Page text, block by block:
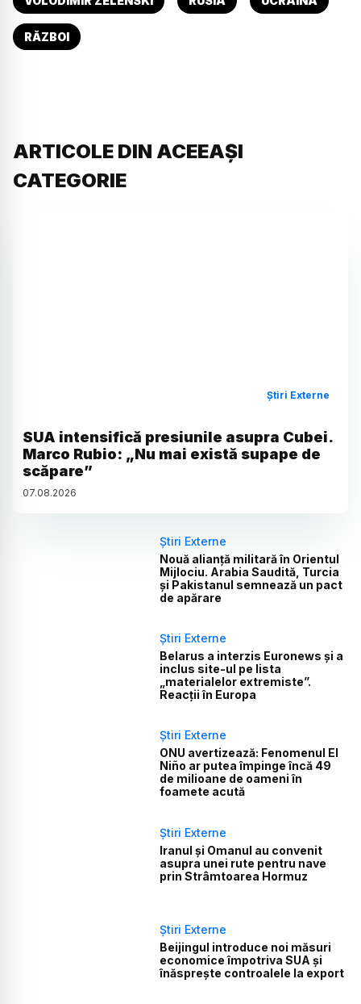
RĂZBOI
ARTICOLE DIN ACEEAȘI
CATEGORIE
Știri Externe
SUA intensifică presiunile asupra Cubei.
Marco Rubio: „Nu mai există supape de
scăpare”
07.08.2026
Știri Externe
Nouă alianță militară în Orientul
Mijlociu. Arabia Saudită, Turcia
și Pakistanul semnează un pact
de apărare
Știri Externe
Belarus a interzis Euronews și a
inclus site-ul pe lista
„materialelor extremiste”.
Reacții în Europa
Știri Externe
ONU avertizează: Fenomenul El
Niño ar putea împinge încă 49
de milioane de oameni în
foamete acută
Știri Externe
Iranul și Omanul au convenit
asupra unei rute pentru nave
prin Strâmtoarea Hormuz
Știri Externe
Beijingul introduce noi măsuri
economice împotriva SUA și
înăsprește controalele la export